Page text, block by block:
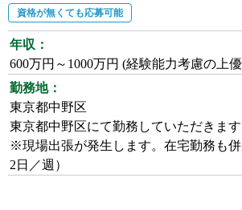
資格が無くても応募可能
年収：
600万円～1000万円 (経験能力考慮の上
勤務地：
東京都中野区
東京都中野区にて勤務していただきます
※現場出張が発生します。在宅勤務も
2日／週）